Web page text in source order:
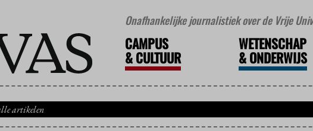
Onafhankelijke journalistiek over de Vrije
CAMPUS
&CULTUUR
WETENSCHAP
&ONDERWIJS